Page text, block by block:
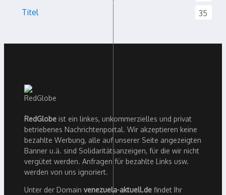
Titel
35
RedGlobe ist ein linkes, unkommerzielles und privat
betriebenes Nachrichtenportal. Wir akzeptieren keine
bezahlte Werbung, alle auf unserer Seite angezeigten
Banner u.ä. sind Solidaritätsanzeigen, für die wir nicht
vergütet werden. Anfragen für bezahlte Links usw.
werden von uns ignoriert.
Unter der Domain venezuela-aktuell.de findet Ihr